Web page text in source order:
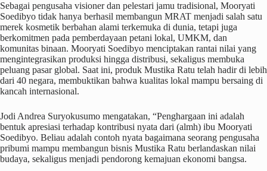
Sebagai pengusaha visioner dan pelestari jamu tradisional, Mooryati
Soedibyo tidak hanya berhasil membangun MRAT menjadi salah satu
merek kosmetik berbahan alami terkemuka di dunia, tetapi juga
berkomitmen pada pemberdayaan petani lokal, UMKM, dan
komunitas binaan. Mooryati Soedibyo menciptakan rantai nilai yang
mengintegrasikan produksi hingga distribusi, sekaligus membuka
peluang pasar global. Saat ini, produk Mustika Ratu telah hadir di lebih
dari 40 negara, membuktikan bahwa kualitas lokal mampu bersaing di
kancah internasional.
Jodi Andrea Suryokusumo mengatakan, “Penghargaan ini adalah
bentuk apresiasi terhadap kontribusi nyata dari (almh) ibu Mooryati
Soedibyo. Beliau adalah contoh nyata bagaimana seorang pengusaha
pribumi mampu membangun bisnis Mustika Ratu berlandaskan nilai
budaya, sekaligus menjadi pendorong kemajuan ekonomi bangsa.